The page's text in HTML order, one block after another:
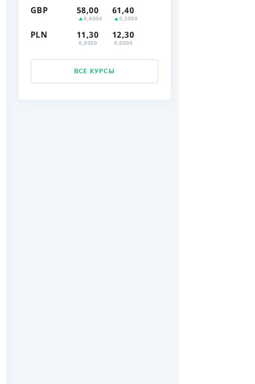
ПУТЕВОДИТЕЛИ ПО
ВСЕ СТРАХОВЫЕ ПОЛИСЫ
GBP 58,00
0,4000
61,40
0,3000
PLN 11,30
0,0000
12,30
0,0000
ВСЕ КУРСЫ